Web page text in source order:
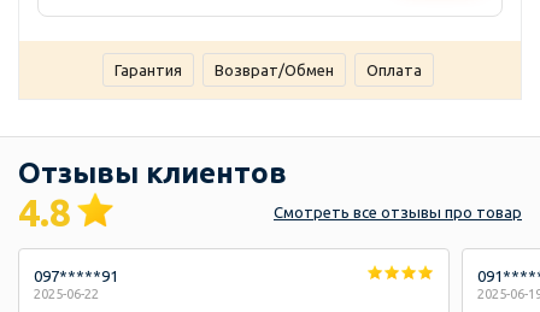
Гарантия Возврат/Обмен Оплата
Отзывы клиентов
4.8 Смотреть все отзывы про товар
097*****91
2025-06-22 2025-06-